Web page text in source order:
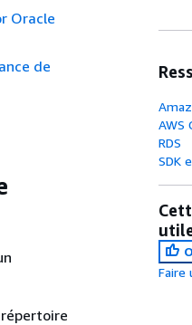
Oracle
de
AWS
RDS
SDK
Faire